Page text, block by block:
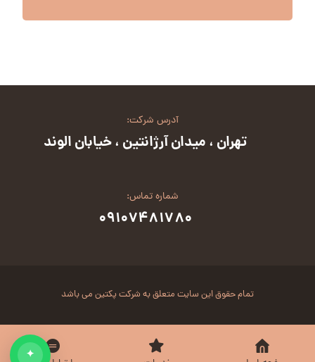
آدرس شرکت:
تهران ، میدان آرژانتین ، خیابان الوند
شماره تماس:
۰۹۱۰۷۴۸۱۷۸۰
تمام حقوق این سایت متعلق به شرکت پکتین می باشد
✦